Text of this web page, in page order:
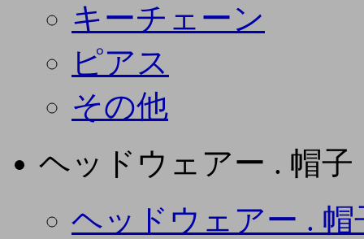
キーチェーン
ピアス
その他
ヘッドウェアー . 帽子
ヘッドウェアー . 帽